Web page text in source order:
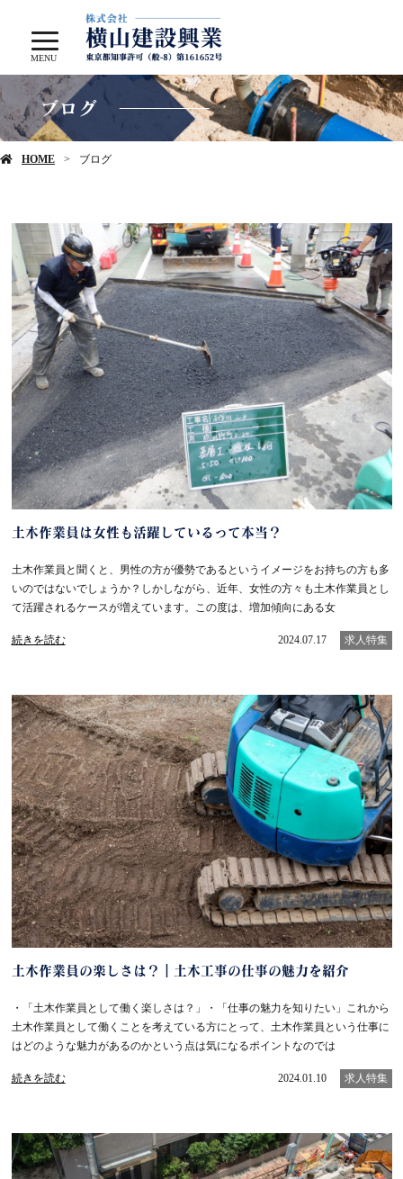
MENU
ブログ
HOME ブログ
土木作業員は女性も活躍しているって本当？
土木作業員と聞くと、男性の方が優勢であるというイメージをお持ちの方も多
いのではないでしょうか？しかしながら、近年、女性の方々も土木作業員とし
て活躍されるケースが増えています。この度は、増加傾向にある女
続きを読む 2024.07.17 求人特集
土木作業員の楽しさは？｜土木工事の仕事の魅力を紹介
・「土木作業員として働く楽しさは？」・「仕事の魅力を知りたい」これから
土木作業員として働くことを考えている方にとって、土木作業員という仕事に
はどのような魅力があるのかという点は気になるポイントなのでは
続きを読む 2024.01.10 求人特集